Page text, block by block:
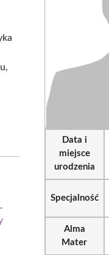
Data i
miejsce
urodzenia
Specjalność
Alma
Mater